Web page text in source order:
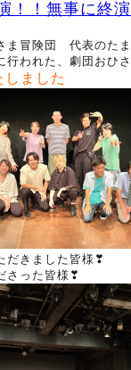
！！無事に終
ま冒険団 代表のたま
行われた、劇団おひ
しました
だきました皆様❣
さった皆様❣